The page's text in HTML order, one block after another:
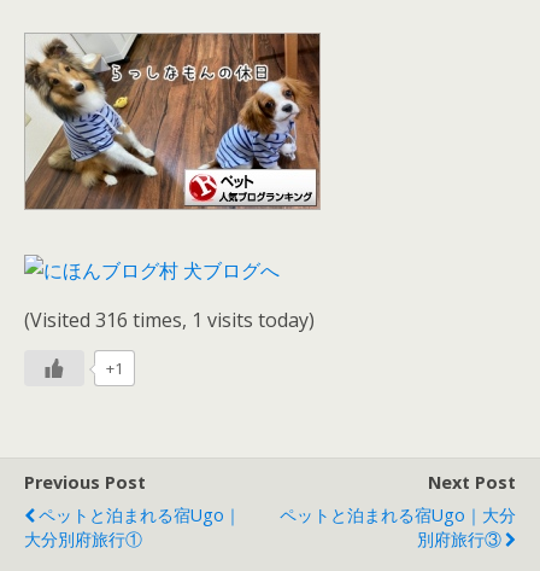
(Visited 316 times, 1 visits today)
+1
Previous Post
ペットと泊まれる宿Ugo｜
大分別府旅行①
Next Post
ペットと泊まれる宿Ugo｜大分
別府旅行③